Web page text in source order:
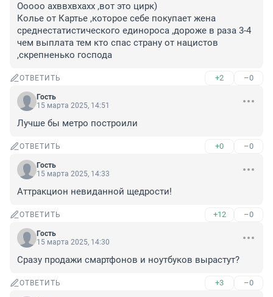
Ооооо ахввхвхахх ,вот это цирк)
Колье от Картье ,которое себе покупает жена
среднестатистического единороса ,дороже в раза 3-4
чем выплата тем кто спас страну от нацистов
,скрепненько господа
ОТВЕТИТЬ +2 –0
Гость
15 марта 2025, 14:51
Лучше бы метро построили
ОТВЕТИТЬ +0 –0
Гость
15 марта 2025, 14:33
Аттракцион невиданной щедрости!
ОТВЕТИТЬ +12 –0
Гость
15 марта 2025, 14:30
Сразу продажи смартфонов и ноутбуков вырастут?
ОТВЕТИТЬ +3 –0